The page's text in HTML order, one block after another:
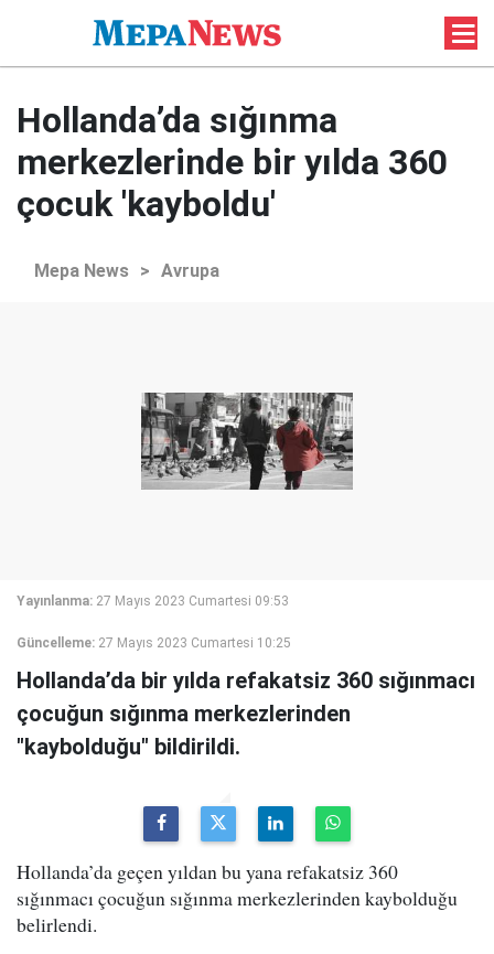
Hollanda’da sığınma
merkezlerinde bir yılda 360
çocuk 'kayboldu'
Mepa News > Avrupa
Yayınlanma: 27 Mayıs 2023 Cumartesi 09:53
Güncelleme: 27 Mayıs 2023 Cumartesi 10:25
Hollanda’da bir yılda refakatsiz 360 sığınmacı
çocuğun sığınma merkezlerinden
"kaybolduğu" bildirildi.
Hollanda’da geçen yıldan bu yana refakatsiz 360
sığınmacı çocuğun sığınma merkezlerinden kaybolduğu
belirlendi.